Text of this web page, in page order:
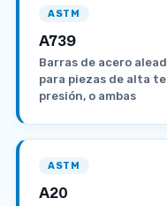
ASTM
A739
Barras de acero
para piezas de alta
presión, o ambas
ASTM
A20